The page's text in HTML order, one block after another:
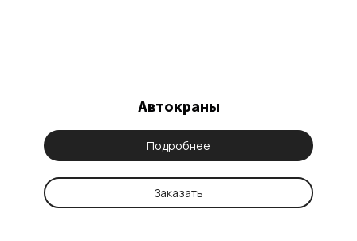
Автокраны
Подробнее
Заказать